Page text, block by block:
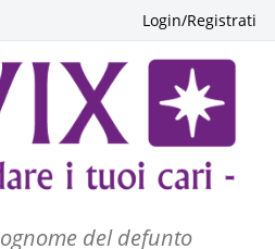
Login/Registrati